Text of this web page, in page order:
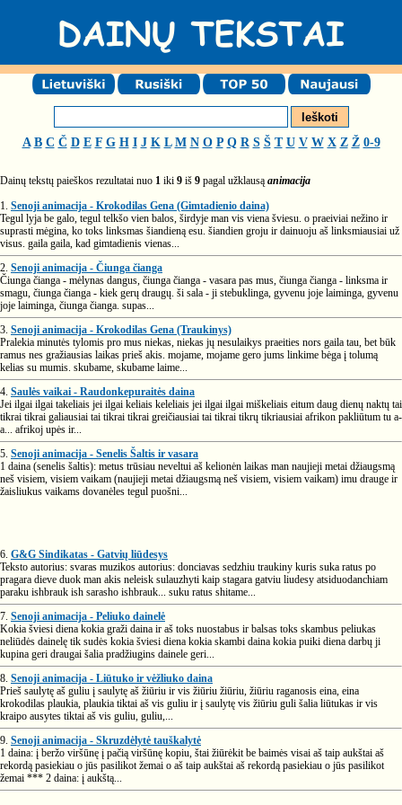
A B C Č D E F G H I J K L M N O P Q R S Š T U V W X Z Ž 0-9
Dainų tekstų paieškos rezultatai nuo 1 iki 9 iš 9 pagal užklausą animacija
1. Senoji animacija - Krokodilas Gena (Gimtadienio daina)
Tegul lyja be galo, tegul telkšo vien balos, širdyje man vis viena šviesu. o praeiviai nežino ir
suprasti mėgina, ko toks linksmas šiandieną esu. šiandien groju ir dainuoju aš linksmiausiai už
visus. gaila gaila, kad gimtadienis vienas...
2. Senoji animacija - Čiunga čianga
Čiunga čianga - mėlynas dangus, čiunga čianga - vasara pas mus, čiunga čianga - linksma ir
smagu, čiunga čianga - kiek gerų draugų. ši sala - ji stebuklinga, gyvenu joje laiminga, gyvenu
joje laiminga, čiunga čianga. supas...
3. Senoji animacija - Krokodilas Gena (Traukinys)
Pralekia minutės tylomis pro mus niekas, niekas jų nesulaikys praeities nors gaila tau, bet būk
ramus nes gražiausias laikas prieš akis. mojame, mojame gero jums linkime bėga į tolumą
kelias su mumis. skubame, skubame laime...
4. Saulės vaikai - Raudonkepuraitės daina
Jei ilgai ilgai takeliais jei ilgai keliais keleliais jei ilgai ilgai miškeliais eitum daug dienų naktų tai
tikrai tikrai galiausiai tai tikrai tikrai greičiausiai tai tikrai tikrų tikriausiai afrikon pakliūtum tu a-
a... afrikoj upės ir...
5. Senoji animacija - Senelis Šaltis ir vasara
1 daina (senelis šaltis): metus trūsiau neveltui aš kelionėn laikas man naujieji metai džiaugsmą
neš visiem, visiem vaikam (naujieji metai džiaugsmą neš visiem, visiem vaikam) imu drauge ir
žaisliukus vaikams dovanėles tegul puošni...
6. G&G Sindikatas - Gatvių liūdesys
Teksto autorius: svaras muzikos autorius: donciavas sedzhiu traukiny kuris suka ratus po
pragara dieve duok man akis neleisk sulauzhyti kaip stagara gatviu liudesy atsiduodanchiam
paraku ishbrauk ish sarasho ishbrauk... suku ratus shitame...
7. Senoji animacija - Peliuko dainelė
Kokia šviesi diena kokia graži daina ir aš toks nuostabus ir balsas toks skambus peliukas
neliūdės dainelę tik sudės kokia šviesi diena kokia skambi daina kokia puiki diena darbų ji
kupina geri draugai šalia pradžiugins dainele geri...
8. Senoji animacija - Liūtuko ir vėžliuko daina
Prieš saulytę aš guliu į saulytę aš žiūriu ir vis žiūriu žiūriu, žiūriu raganosis eina, eina
krokodilas plaukia, plaukia tiktai aš vis guliu ir į saulytę vis žiūriu guli šalia liūtukas ir vis
kraipo ausytes tiktai aš vis guliu, guliu,...
9. Senoji animacija - Skruzdėlytė tauškalytė
1 daina: į beržo viršūnę į pačią viršūnę kopiu, štai žiūrėkit be baimės visai aš taip aukštai aš
rekordą pasiekiau o jūs pasilikot žemai o aš taip aukštai aš rekordą pasiekiau o jūs pasilikot
žemai *** 2 daina: į aukštą...